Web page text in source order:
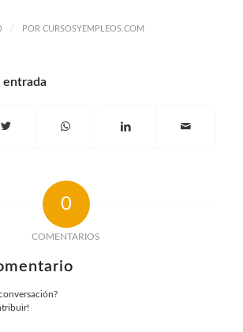
/ POR CURSOSYEMPLEOS.COM
entrada
0
COMENTARIOS